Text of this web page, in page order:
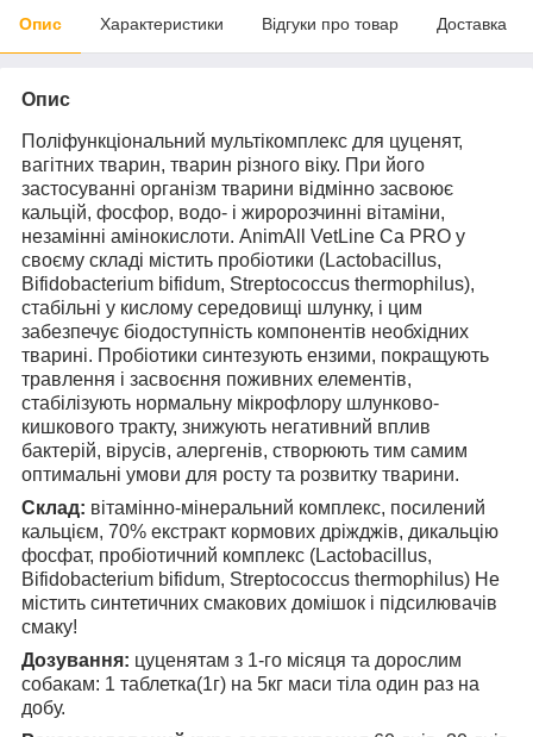
Опис Характеристики Відгуки про товар Доставка
Опис
Поліфункціональний мультікомплекс для цуценят,
вагітних тварин, тварин різного віку. При його
застосуванні організм тварини відмінно засвоює
кальцій, фосфор, водо- і жиророзчинні вітаміни,
незамінні амінокислоти. AnimAll VetLine Ca PRO у
своєму складі містить пробіотики (Lactobacillus,
Bifidobacterium bifidum, Streptococcus thermophilus),
стабільні у кислому середовищі шлунку, і цим
забезпечує біодоступність компонентів необхідних
тварині. Пробіотики синтезують ензими, покращують
травлення і засвоєння поживних елементів,
стабілізують нормальну мікрофлору шлунково-
кишкового тракту, знижують негативний вплив
бактерій, вірусів, алергенів, створюють тим самим
оптимальні умови для росту та розвитку тварини.
Склад: вітамінно-мінеральний комплекс, посилений
кальцієм, 70% екстракт кормових дріжджів, дикальцію
фосфат, пробіотичний комплекс (Lactobacillus,
Bifidobacterium bifidum, Streptococcus thermophilus) Не
містить синтетичних смакових домішок і підсилювачів
смаку!
Дозування: цуценятам з 1-го місяця та дорослим
собакам: 1 таблетка(1г) на 5кг маси тіла один раз на
добу.